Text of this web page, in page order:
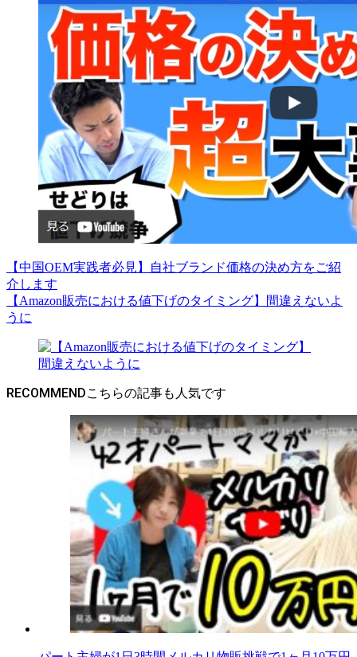
【中国OEM実践者必見】自社ブランド価格の決め方をご紹
介します
【Amazon販売における値下げのタイミング】間違えないよ
うに
RECOMMEND